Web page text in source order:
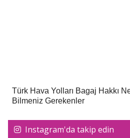
Türk Hava Yolları Bagaj Hakkı
Bilmeniz Gerekenler
Instagram'da takip edin